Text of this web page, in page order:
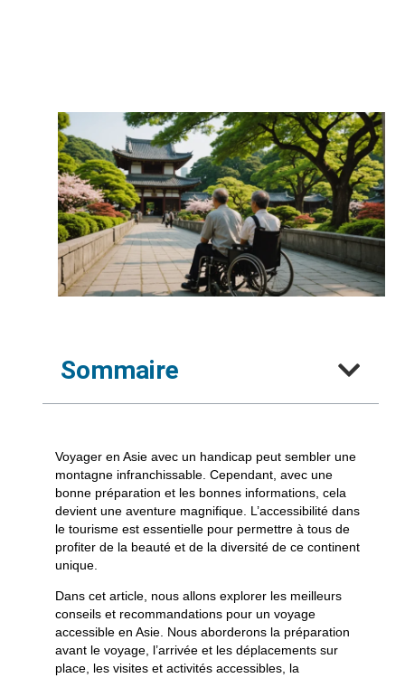
Sommaire
Voyager en Asie avec un handicap peut sembler une
montagne infranchissable. Cependant, avec une
bonne préparation et les bonnes informations, cela
devient une aventure magnifique. L’accessibilité dans
le tourisme est essentielle pour permettre à tous de
profiter de la beauté et de la diversité de ce continent
unique.
Dans cet article, nous allons explorer les meilleurs
conseils et recommandations pour un voyage
accessible en Asie. Nous aborderons la préparation
avant le voyage, l’arrivée et les déplacements sur
place, les visites et activités accessibles, la